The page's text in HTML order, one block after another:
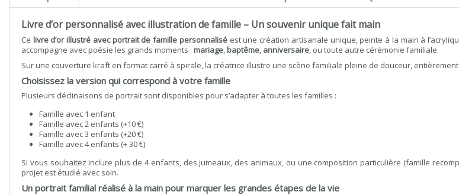
Livre d’or personnalisé avec illustration de famille – Un souvenir unique fait main
Ce livre d’or illustré avec portrait de famille personnaliséest une création artisanale unique, peinte à la main à
accompagne avec poésie les grands moments : mariage,baptême, anniversaire, ou toute autre cérémonie familiale.
Sur une couverture kraft en format carré à spirale, la créatrice illustre une scène familiale pleine de douceur,
Choisissez la version qui correspond à votre famille
Plusieurs déclinaisons de portrait sont disponibles pour s’adapter à toutes les familles :
Famille avec 1 enfant
Famille avec 2 enfants (+10 €)
Famille avec 3 enfants (+20 €)
Famille avec 4 enfants (+ 30 €)
Si vous souhaitez inclure plus de 4 enfants, des jumeaux, des animaux, ou une composition particulière (famille
projet est étudié avec soin.
Un portrait familial réalisé à la main pour marquer les grandes étapes de la vie